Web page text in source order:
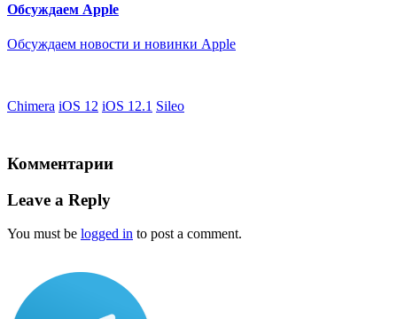
Обсуждаем Apple
Обсуждаем новости и новинки Apple
Chimera iOS 12 iOS 12.1 Sileo
Комментарии
Leave a Reply
You must be logged in to post a comment.